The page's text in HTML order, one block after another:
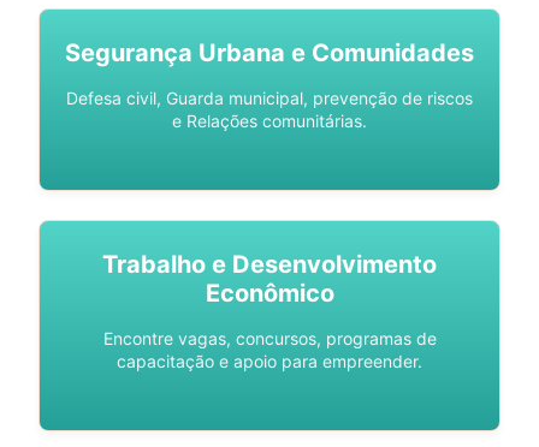
Segurança Urbana e Comunidades
Defesa civil, Guarda municipal, prevenção de riscos
e Relações comunitárias.
Trabalho e Desenvolvimento
Econômico
Encontre vagas, concursos, programas de
capacitação e apoio para empreender.